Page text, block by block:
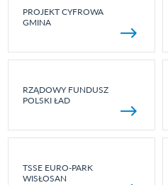
PROJEKT CYFROWA
GMINA
RZĄDOWY FUNDUSZ
POLSKI ŁAD
TSSE EURO-PARK
WISŁOSAN